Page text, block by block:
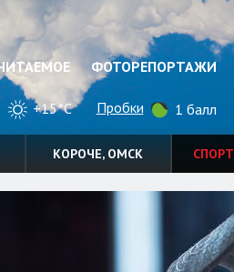
ФОТОРЕПОРТАЖИ
+15°C Пробки 1 балл
КОРОЧЕ, ОМСК СПОРТ